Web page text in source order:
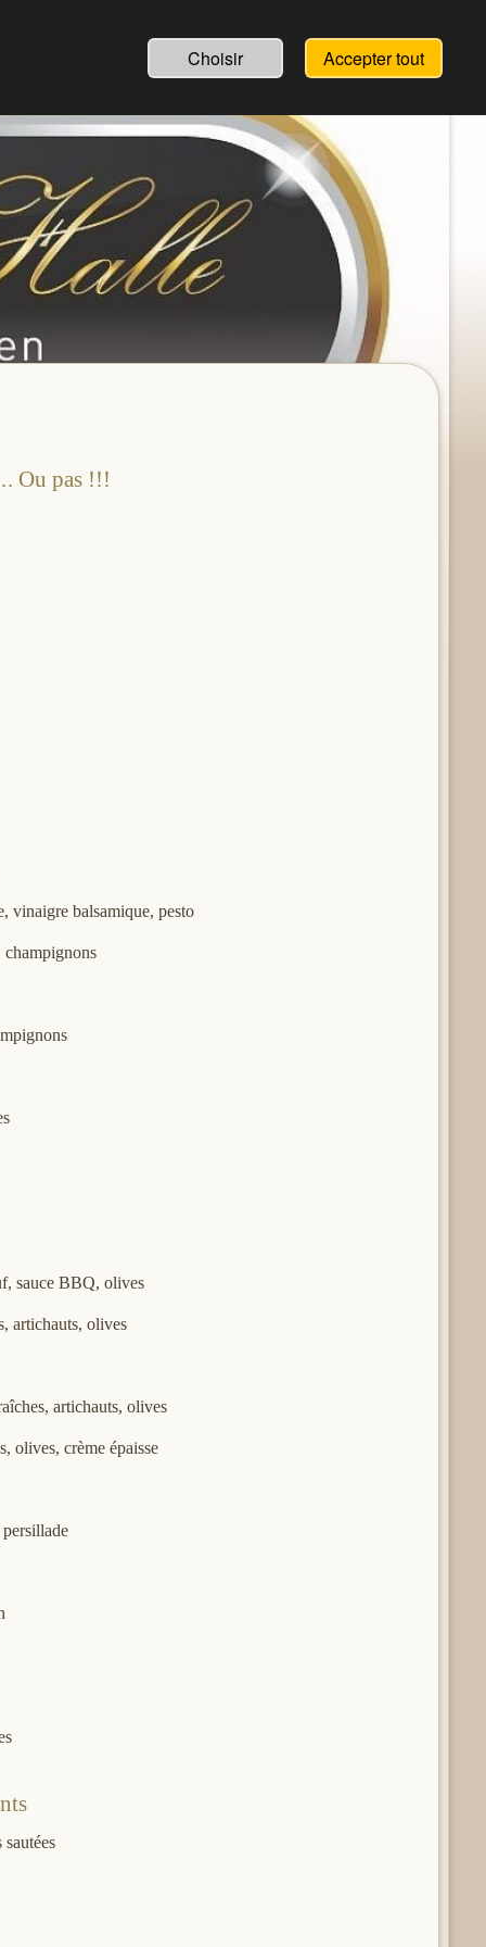
Ou pas !!!
vinaigre balsamique, pesto
champignons
sauce BBQ, olives
artichauts, olives
artichauts, olives
olives, crème épaisse
Choisir Accepter tout